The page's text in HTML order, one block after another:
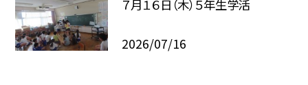
７月１６日（木）５年生学活
2026/07/16